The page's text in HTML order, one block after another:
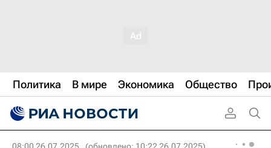
Политика В мире Экономика Общество